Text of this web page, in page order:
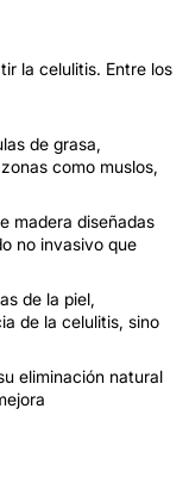
la celulitis. Entre los
de grasa,
como muslos,
madera diseñadas
no invasivo que
de la piel,
de la celulitis, sino
eliminación natural